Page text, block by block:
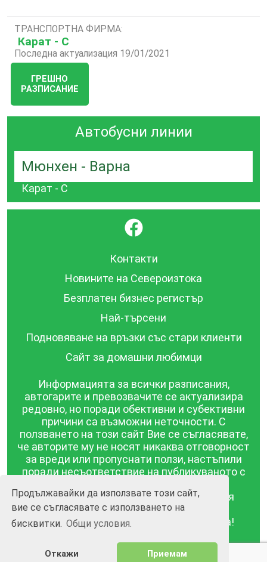
Продължавайки да използвате този сайт,
вие се съгласявате с използването на
бисквитки. Общи условия.
Откажи Приемам
ТРАНСПОРТНА ФИРМА:
Карат - С
Последна актуализация 19/01/2021
ГРЕШНО
РАЗПИСАНИЕ
Автобусни линии
Мюнхен - Варна
Карат - С
}
Контакти
Новините на Североизтока
Безплатен бизнес регистър
Най-търсени
Подновяване на връзки със стари клиенти
Сайт за домашни любимци
Информацията за всички разписания,
автогарите и превозвачите се актуализира
редовно, но поради обективни и субективни
причини са възможни неточности. С
ползването на този сайт Вие се съгласявате,
че авторите му не носят никаква отговорност
за вреди или пропуснати ползи, настъпили
поради несъответствие на публикуваното с
публикувана в този сайт се предоставя
такава каквато е, без гаранция за
съответствието ѝ с действителността!
BGrazpisanie.com © 2008 - 2026, Всички права